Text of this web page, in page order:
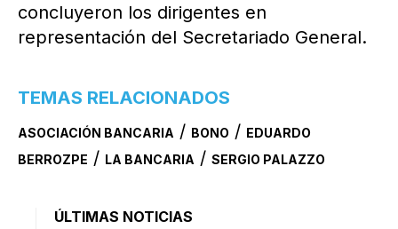
concluyeron los dirigentes en
representación del Secretariado General.
TEMAS RELACIONADOS
ASOCIACIÓN BANCARIA / BONO / EDUARDO
BERROZPE / LA BANCARIA / SERGIO PALAZZO
ÚLTIMAS NOTICIAS